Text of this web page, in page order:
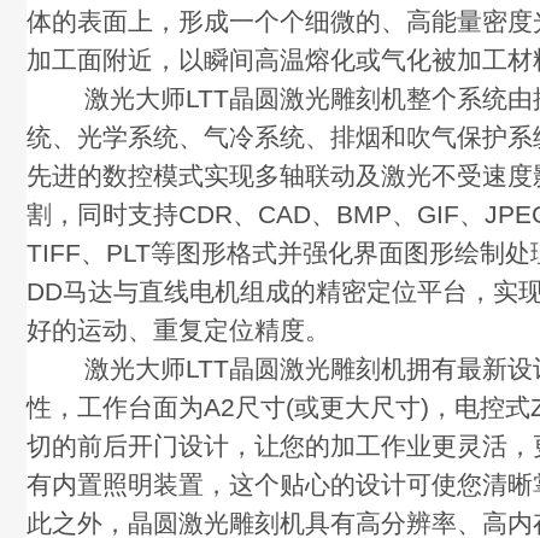
体的表面上，形成一个个细微的、高能量密
加工面附近，以瞬间高温熔化或气化被加工材
激光大师LTT晶圆激光雕刻机整个系统由
统、光学系统、气冷系统、排烟和吹气保护
先进的数控模式实现多轴联动及激光不受速
割，同时支持CDR、CAD、BMP、GIF、
TIFF、PLT等图形格式并强化界面图形绘制
DD马达与直线电机组成的精密定位平台，实
好的运动、重复定位精度。
激光大师LTT晶圆激光雕刻机拥有最新设
性，工作台面为A2尺寸(或更大尺寸)，电控
切的前后开门设计，让您的加工作业更灵活
有内置照明装置，这个贴心的设计可使您清
此之外，晶圆激光雕刻机具有高分辨率、高